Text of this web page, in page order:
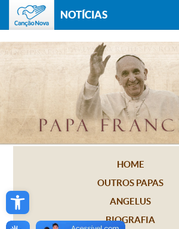
Open toolbar
NOTÍCIAS
HOME
OUTROS PAPAS
ANGELUS
BIOGRAFIA